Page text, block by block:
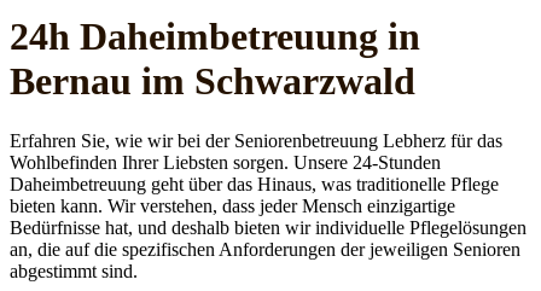
24h Daheim­betreuung in
Bernau im Schwarzwald
Erfahren Sie, wie wir bei der Seniorenbetreuung Lebherz für das
Wohlbefinden Ihrer Liebsten sorgen. Unsere 24-Stunden
Daheimbetreuung geht über das Hinaus, was traditionelle Pflege
bieten kann. Wir verstehen, dass jeder Mensch einzigartige
Bedürfnisse hat, und deshalb bieten wir individuelle Pflegelösungen
an, die auf die spezifischen Anforderungen der jeweiligen Senioren
abgestimmt sind.